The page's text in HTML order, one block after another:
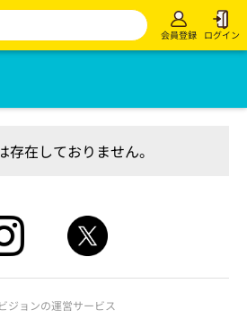
会員登録 ログイン
存在しておりません。
ジョンの運営サービス